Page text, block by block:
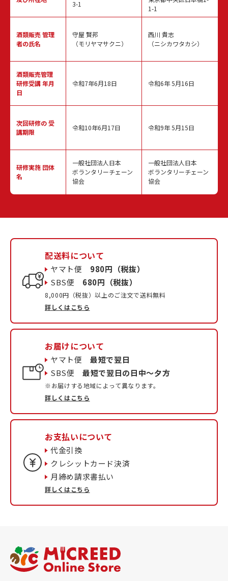
酒類販売管理
者の氏名
酒類販売管理
研修受講 年月
日
次回研修の受
講期限
研修実施 団体
名
3-1
守屋 賢邦
（モリヤマサクニ）
令和7年6月18日
令和10年6月17日
一般社団法人日本
ボランタリーチェーン
協会
1-1
西川 貴志
（ニシカワタカシ）
令和6年 5月16日
令和9年 5月15日
一般社団法人日本
ボランタリーチェーン
協会
配送料について
ヤマト便 980円（税抜）
SBS便 680円（税抜）
8,000円（税抜）以上のご注文で送料無料
詳しくはこちら
お届けについて
ヤマト便最短で翌日
SBS便最短で翌日の日中〜夕方
※お届けする地域によって異なります。
詳しくはこちら
お支払いについて
代金引換
クレシットカード決済
月締め請求書払い
詳しくはこちら